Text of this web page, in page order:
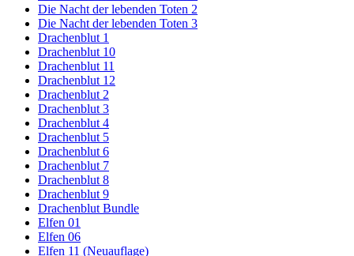
Die Nacht der lebenden Toten 2
Die Nacht der lebenden Toten 3
Drachenblut 1
Drachenblut 10
Drachenblut 11
Drachenblut 12
Drachenblut 2
Drachenblut 3
Drachenblut 4
Drachenblut 5
Drachenblut 6
Drachenblut 7
Drachenblut 8
Drachenblut 9
Drachenblut Bundle
Elfen 01
Elfen 06
Elfen 11 (Neuauflage)